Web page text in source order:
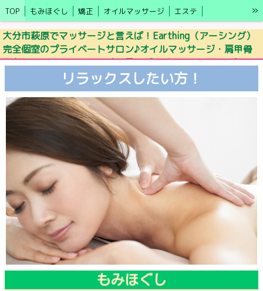
TOP もみほぐし 矯正 オイルマッサージ
エステ
キャンペーン情報
アクセス ブログ 施術の効果
LINE予約
モニター募集
セラピスト 更年期・自律神経の乱れ
»
大分市萩原でマッサージと言えば！Earthing（アーシング）
完全個室のプライベートサロン♪オイルマッサージ・肩甲骨
剥がし・ドライヘッドスパ・足ツボ・オイルマッサージ
リラックスしたい方！
もみほぐし